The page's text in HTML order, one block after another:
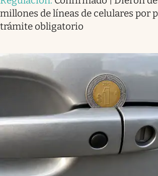
millones de líneas de celulares por
trámite obligatorio